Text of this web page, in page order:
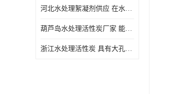
河北水处理絮凝剂供应 在水中的稳定性较好 用量相对较少
葫芦岛水处理活性炭厂家 能够吸附大分子有机物 可再生能力较强
浙江水处理活性炭 具有大孔结构 具有较高的吸附能力